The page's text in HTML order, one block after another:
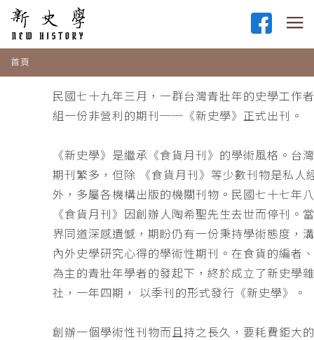
首頁
民國七十九年三月，一群台灣青壯年的史學工作
組一份非營利的期刊──《新史學》正式出刊。
《新史學》是繼承《食貨月刊》的學術風格。台
期刊繁多，但除 《食貨月刊》等少數刊物是私人
外，多屬各機構出版的機關刊物。民國七十七年
《食貨月刊》因創辦人陶希聖先生去世而停刊。
界同道深感遺憾，期盼仍有一份秉持學術態度，
內外史學研究心得的學術性期刊。在食貨的編者
為主的青壯年學者的發起下，終於成立了新史學
社，一年四期， 以季刊的形式發行《新史學》。
創辦一個學術性刊物而且持之長久，要耗費鉅大